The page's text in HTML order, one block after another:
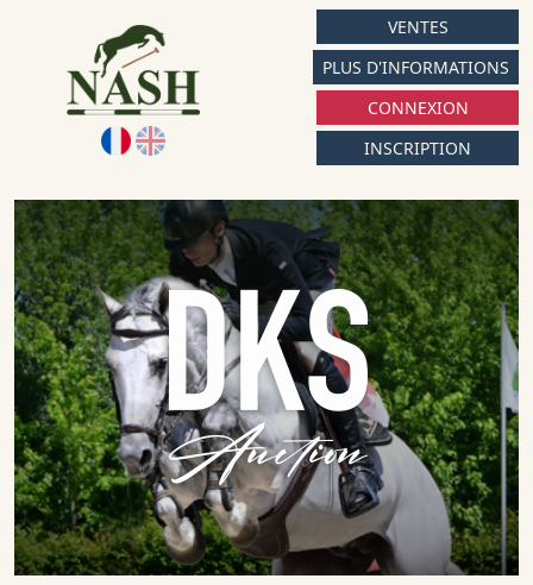
VENTES
PLUS D'INFORMATIONS
CONNEXION
INSCRIPTION